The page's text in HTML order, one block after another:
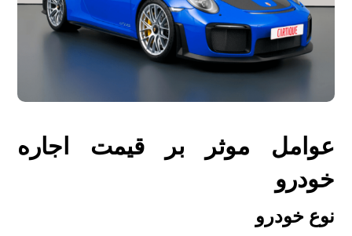
عوامل موثر بر قیمت اجاره
خودرو
نوع خودرو